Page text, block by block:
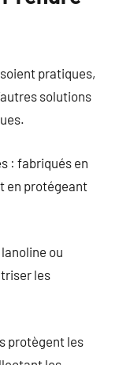
pratiques,
solutions
: fabriqués en
en protégeant
ou
les
protègent les